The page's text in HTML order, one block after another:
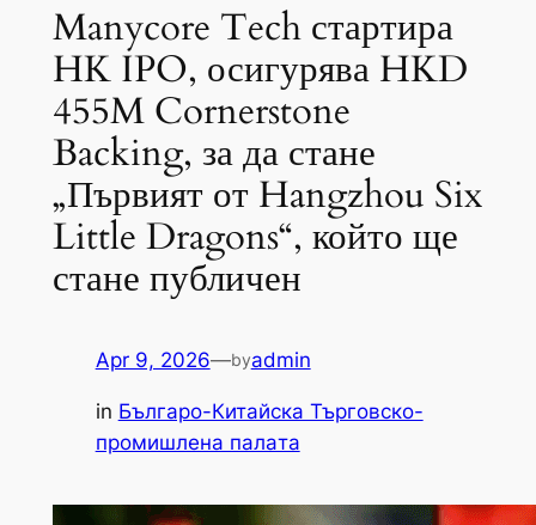
Manycore Tech стартира
HK IPO, осигурява HKD
455M Cornerstone
Backing, за да стане
„Първият от Hangzhou Six
Little Dragons“, който ще
стане публичен
Apr 9, 2026—byadmin
in Българо-Китайска Търговско-
промишлена палaта